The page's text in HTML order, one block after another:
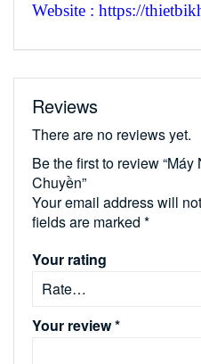
Website : https://
Reviews
There are no reviews yet.
Be the first to review
Chuyền”
Your email address will
fields are marked *
Your rating
Your review*